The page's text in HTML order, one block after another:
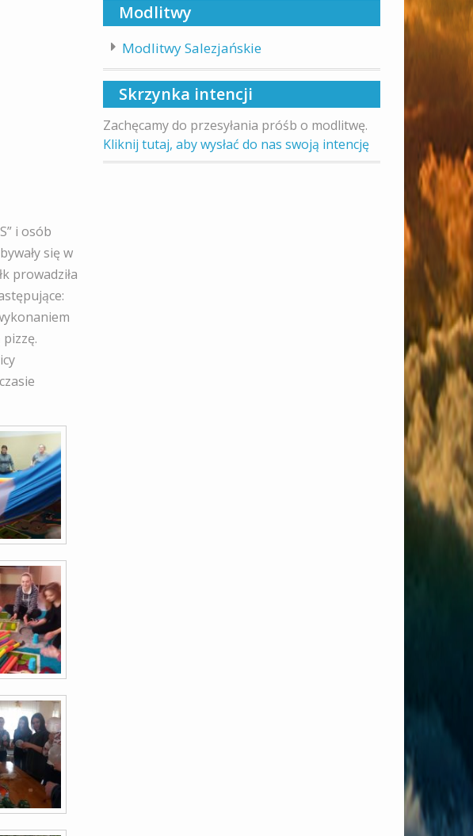
i osób
się w
prowadziła
Modlitwy
Modlitwy Salezjańskie
Skrzynka intencji
Zachęcamy do przesyłania próśb o modlitwę.
Kliknij tutaj, aby wysłać do nas swoją intencję